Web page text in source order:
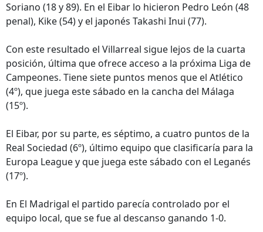
Soriano (18 y 89). En el Eibar lo hicieron Pedro León (48
penal), Kike (54) y el japonés Takashi Inui (77).
Con este resultado el Villarreal sigue lejos de la cuarta
posición, última que ofrece acceso a la próxima Liga de
Campeones. Tiene siete puntos menos que el Atlético
(4º), que juega este sábado en la cancha del Málaga
(15º).
El Eibar, por su parte, es séptimo, a cuatro puntos de la
Real Sociedad (6º), último equipo que clasificaría para la
Europa League y que juega este sábado con el Leganés
(17º).
En El Madrigal el partido parecía controlado por el
equipo local, que se fue al descanso ganando 1-0.